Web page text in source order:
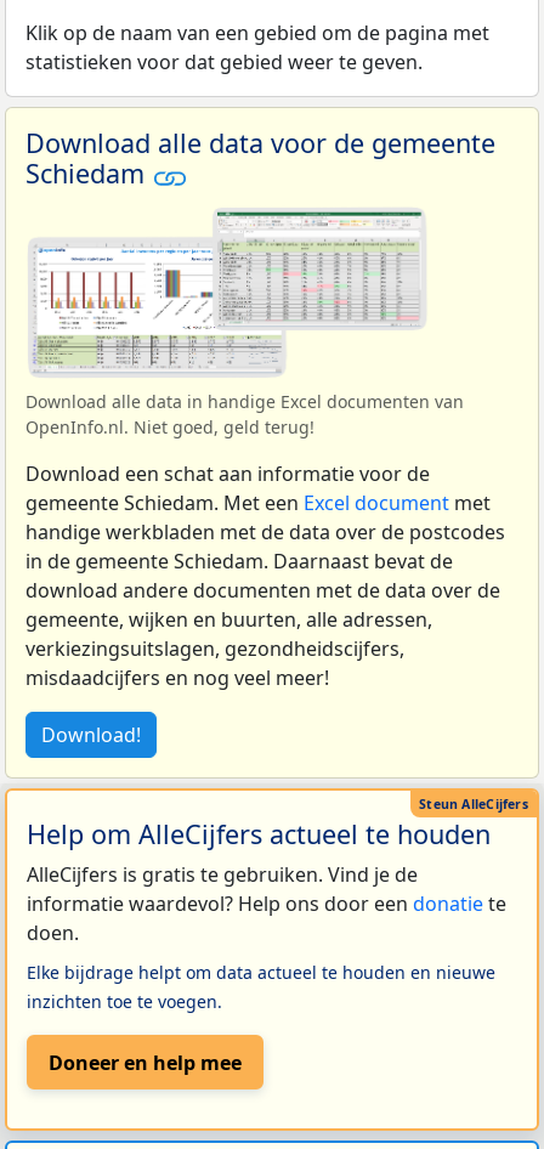
Klik op de naam van een gebied om de pagina met
statistieken voor dat gebied weer te geven.
Download alle data voor de gemeente
Schiedam
Download alle data in handige Excel documenten van
OpenInfo.nl. Niet goed, geld terug!
Download een schat aan informatie voor de
gemeente Schiedam. Met een Excel document met
handige werkbladen met de data over de postcodes
in de gemeente Schiedam. Daarnaast bevat de
download andere documenten met de data over de
gemeente, wijken en buurten, alle adressen,
verkiezingsuitslagen, gezondheidscijfers,
misdaadcijfers en nog veel meer!
Download!
Help om AlleCijfers actueel te houden
AlleCijfers is gratis te gebruiken. Vind je de
informatie waardevol? Help ons door een donatiete
doen.
Elke bijdrage helpt om data actueel te houden en nieuwe
inzichten toe te voegen.
Doneer en help mee